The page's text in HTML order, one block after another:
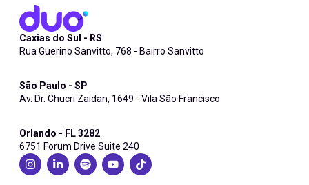
Caxias do Sul - RS
Rua Guerino Sanvitto, 768 - Bairro Sanvitto
São Paulo - SP
Av. Dr. Chucri Zaidan, 1649 - Vila São Francisco
Orlando - FL 3282
6751 Forum Drive Suite 240